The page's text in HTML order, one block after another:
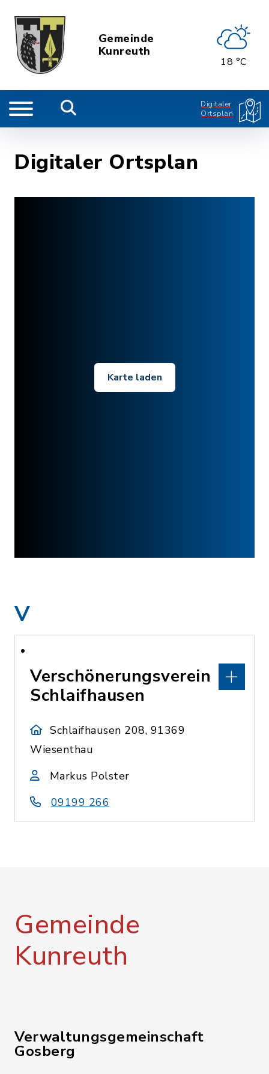
Gemeinde
Kunreuth
18 °C
Digitaler
Ortsplan
Digitaler Ortsplan
Karte laden
V
Verschönerungsverein
Schlaifhausen
Schlaifhausen 208, 91369
Wiesenthau
Markus Polster
09199 266
Gemeinde
Kunreuth
Verwaltungsgemeinschaft
Gosberg